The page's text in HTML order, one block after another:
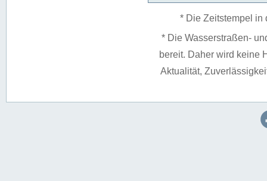
* Die Zeitstempel in
* Die Wasserstraßen-
bereit. Daher wird keine
Aktualität,